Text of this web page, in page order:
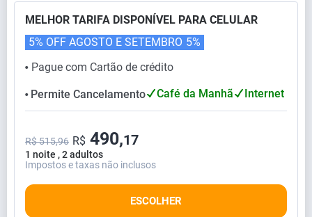
MELHOR TARIFA DISPONÍVEL PARA CELULAR
⬤ Pague com Cartão de crédito
5% OFF AGOSTO E SETEMBRO 5%
⬤ Permite Cancelamento Café da Manhã Internet
1 noite , 2 adultos
R$ 515,96 R$ 490,17
Impostos e taxas não inclusos
ESCOLHER